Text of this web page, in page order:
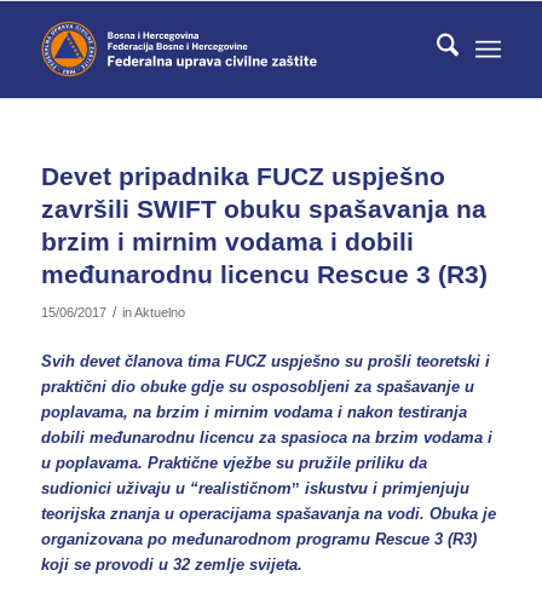
Devet pripadnika FUCZ uspješno
završili SWIFT obuku spašavanja na
brzim i mirnim vodama i dobili
međunarodnu licencu Rescue 3 (R3)
15/06/2017 / inAktuelno
Svih devet članova tima FUCZ uspješno su prošli teoretski i
praktični dio obuke gdje su osposobljeni za spašavanje u
poplavama, na brzim i mirnim vodama i nakon testiranja
dobili međunarodnu licencu za spasioca na brzim vodama i
u poplavama. Praktične vježbe su pružile priliku da
sudionici uživaju u “realističnomˮ iskustvu i primjenjuju
teorijska znanja u operacijama spašavanja na vodi. Obuka je
organizovana po međunarodnom programu Rescue 3 (R3)
koji se provodi u 32 zemlje svijeta.